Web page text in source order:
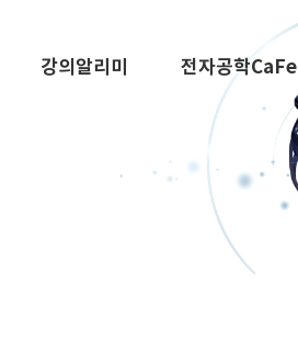
강의알리미 전자공학CaFe